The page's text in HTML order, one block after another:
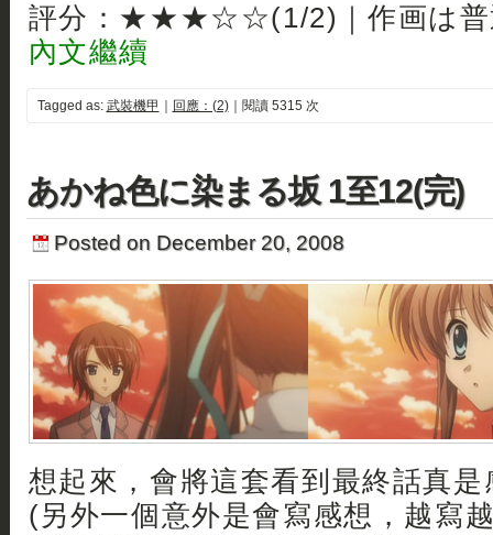
評分：★★★☆☆(1/2)｜作画は普
內文繼續
Tagged as: 武裝機甲 回應：(2)｜閱讀 5315 次
あかね色に染まる坂 1至12(完)
Posted on December 20, 2008
想起來，會將這套看到最終話真
(另外一個意外是會寫感想，越寫